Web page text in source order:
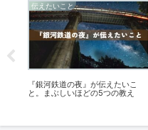
伝えたいこと
『銀河鉄道の夜』が伝えたいこ
と。まぶしいほどの5つの教え